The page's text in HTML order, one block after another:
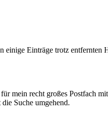
Einträge trotz
mein recht großes Postfach
Suche umgehend.